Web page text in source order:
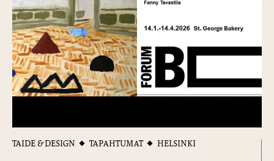
TAIDE & DESIGN TAPAHTUMAT HELSINKI